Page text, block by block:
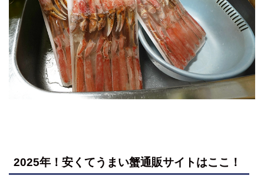
2025年！安くてうまい蟹通販サイトはここ！